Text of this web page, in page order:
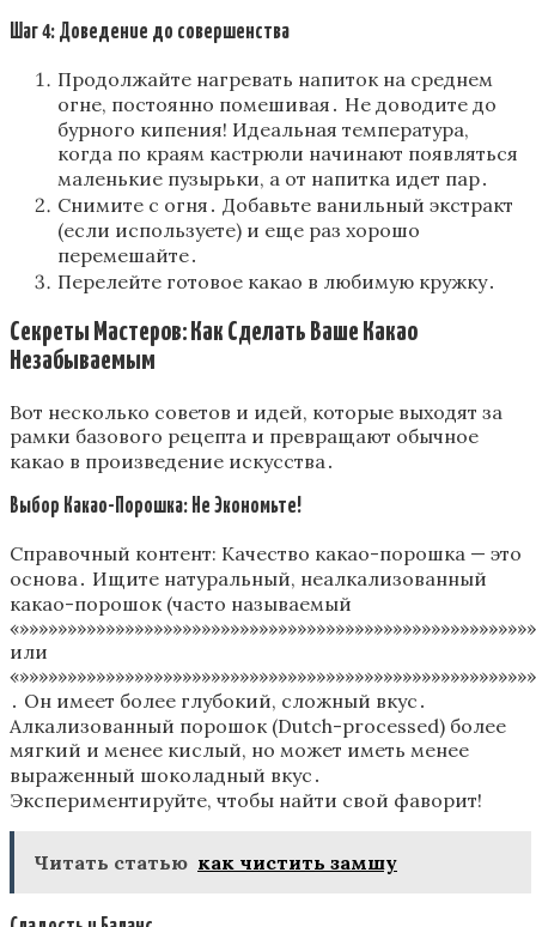
Шаг 4: Доведение до совершенства
Продолжайте нагревать напиток на среднем
огне, постоянно помешивая․ Не доводите до
бурного кипения! Идеальная температура,
когда по краям кастрюли начинают появляться
маленькие пузырьки, а от напитка идет пар․
Снимите с огня․ Добавьте ванильный экстракт
(если используете) и еще раз хорошо
перемешайте․
Перелейте готовое какао в любимую кружку․
Секреты Мастеров: Как Сделать Ваше Какао
Незабываемым
Вот несколько советов и идей, которые выходят за
рамки базового рецепта и превращают обычное
какао в произведение искусства․
Выбор Какао-Порошка: Не Экономьте!
Справочный контент: Качество какао-порошка — это
основа․ Ищите натуральный, неалкализованный
какао-порошок (часто называемый
или
․ Он имеет более глубокий, сложный вкус․
Алкализованный порошок (Dutch-processed) более
мягкий и менее кислый, но может иметь менее
выраженный шоколадный вкус․
Экспериментируйте, чтобы найти свой фаворит!
Читать статью как чистить замшу